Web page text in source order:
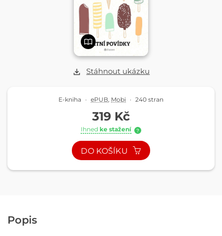
Stáhnout ukázku
E-kniha · ePUB Mobi · 240 stran
319 Kč
Ihned ke stažení ?
DO KOŠÍKU
Popis